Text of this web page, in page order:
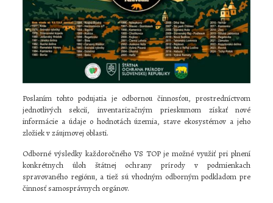
Poslaním tohto podujatia je odbornou činnosťou, prostredníctvom
jednotlivých sekcií, inventarizačným prieskumom získať nové
informácie a údaje o hodnotách územia, stave ekosystémov a jeho
zložiek v záujmovej oblasti.
Odborné výsledky každoročného VS TOP je možné využiť pri plnení
konkrétnych úloh štátnej ochrany prírody v podmienkach
spravovaného regiónu, a tiež sú vhodným odborným podkladom pre
činnosť samosprávnych orgánov.